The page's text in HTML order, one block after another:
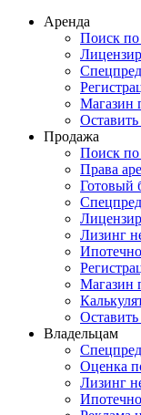
Аренда
Поиск по
Магазин
Оставить
Продажа
Поиск по
Права
Готовый
Лизинг
Магазин
Оставить
Владельцам
Оценка
Лизинг